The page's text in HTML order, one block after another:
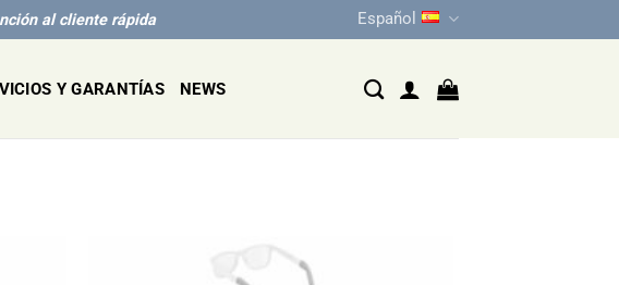
al cliente rápida Español
Y GARANTÍAS NEWS